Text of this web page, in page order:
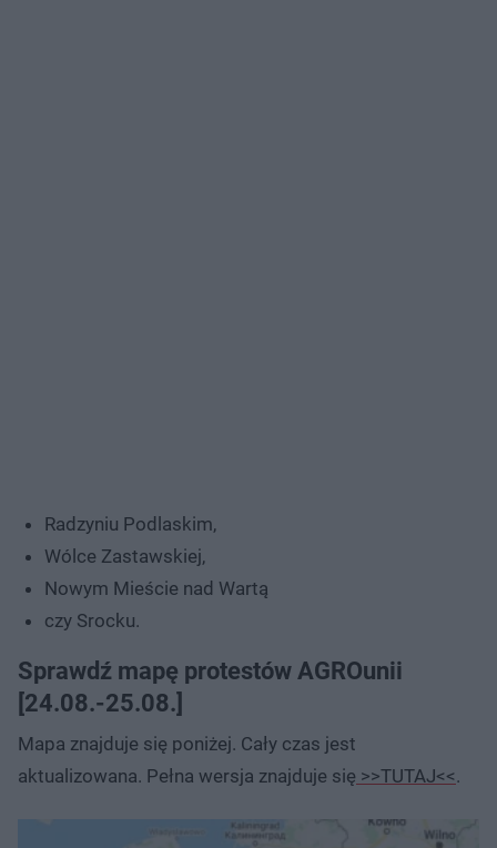
Radzyniu Podlaskim,
Wólce Zastawskiej,
Nowym Mieście nad Wartą
czy Srocku.
Sprawdź mapę protestów AGROunii
[24.08.-25.08.]
Mapa znajduje się poniżej. Cały czas jest
aktualizowana. Pełna wersja znajduje się >>TUTAJ<<.